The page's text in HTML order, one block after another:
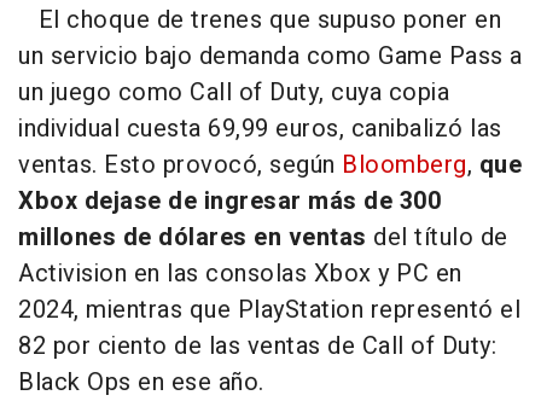
El choque de trenes que supuso poner en
un servicio bajo demanda como Game Pass a
un juego como Call of Duty, cuya copia
individual cuesta 69,99 euros, canibalizó las
ventas. Esto provocó, según Bloomberg, que
Xbox dejase de ingresar más de 300
millones de dólares en ventas del título de
Activision en las consolas Xbox y PC en
2024, mientras que PlayStation representó el
82 por ciento de las ventas de Call of Duty:
Black Ops en ese año.